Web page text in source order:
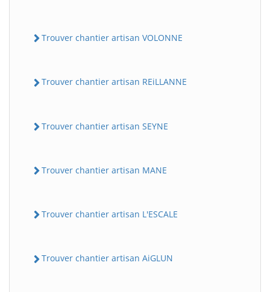
Trouver chantier artisan VOLONNE
Trouver chantier artisan REiLLANNE
Trouver chantier artisan SEYNE
Trouver chantier artisan MANE
Trouver chantier artisan L'ESCALE
Trouver chantier artisan AiGLUN